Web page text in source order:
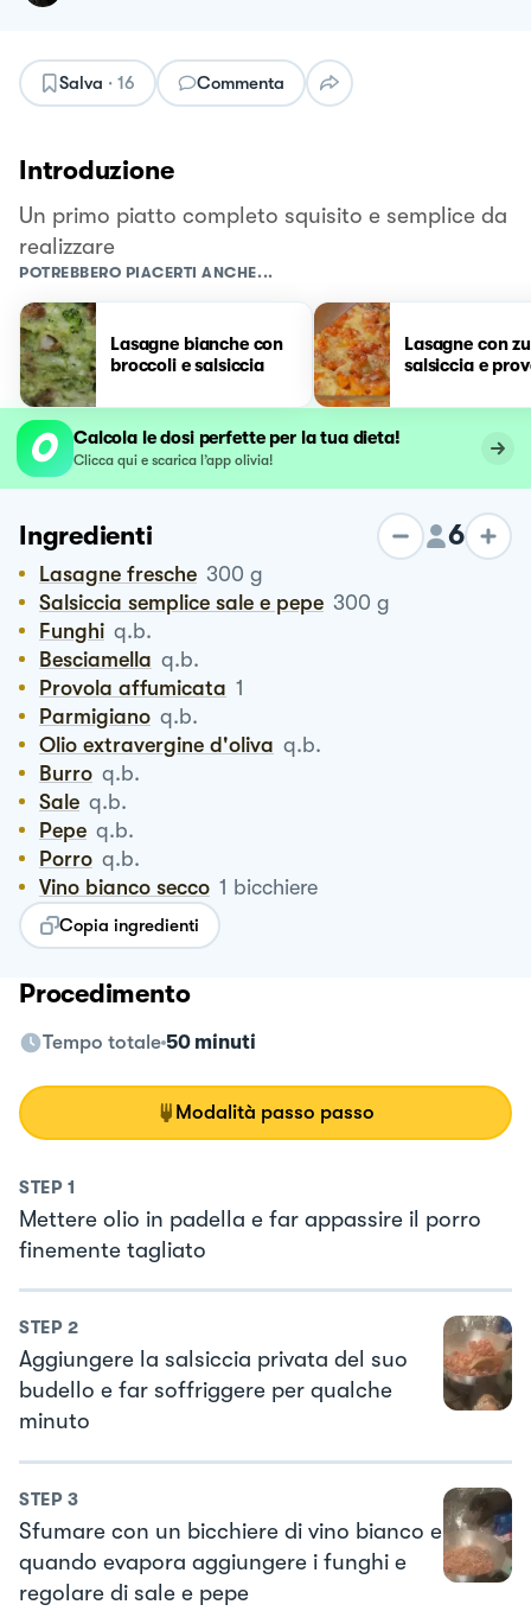
Salva · 16 Commenta
Introduzione
Un primo piatto completo squisito e semplice da
realizzare
POTREBBERO PIACERTI ANCHE...
Lasagne bianche con
broccoli e salsiccia
Lasagne con
salsiccia e
Calcola le dosi perfette per la tua dieta!
Clicca qui e scarica l’app olivia!
Ingredienti 6
Lasagne fresche 300 g
Salsiccia semplice sale e pepe 300 g
Funghi q.b.
Besciamella q.b.
Provola affumicata 1
Parmigiano q.b.
Olio extravergine d'oliva q.b.
Burro q.b.
Sale q.b.
Pepe q.b.
Porro q.b.
Vino bianco secco 1 bicchiere
Copia ingredienti
Procedimento
Tempo totale 50 minuti
Modalità passo passo
STEP 1
Mettere olio in padella e far appassire il porro
finemente tagliato
STEP 2
Aggiungere la salsiccia privata del suo
budello e far soffriggere per qualche
minuto
STEP 3
Sfumare con un bicchiere di vino bianco e
quando evapora aggiungere i funghi e
regolare di sale e pepe